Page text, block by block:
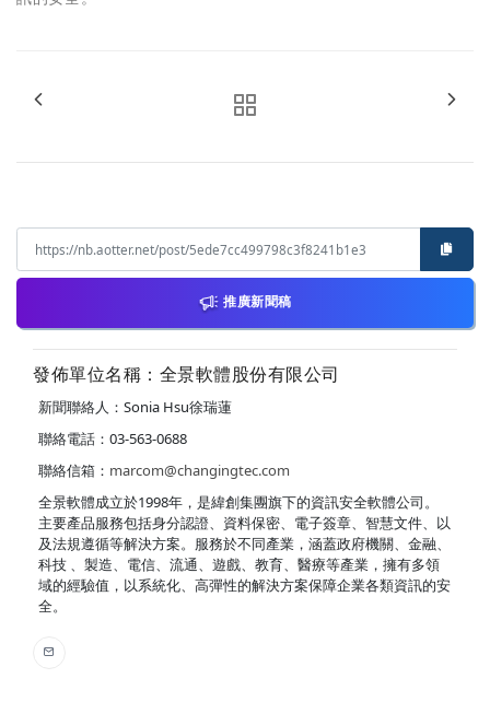
推廣新聞稿
發佈單位名稱：全景軟體股份有限公司
新聞聯絡人：Sonia Hsu徐瑞蓮
聯絡電話：03-563-0688
聯絡信箱： marcom@changingtec.com
全景軟體成立於1998年，是緯創集團旗下的資訊安全軟體公司。
主要產品服務包括身分認證、資料保密、電子簽章、智慧文件、以
及法規遵循等解決方案。服務於不同產業，涵蓋政府機關、金融、
科技 、製造、電信、流通、遊戲、教育、醫療等產業，擁有多領
域的經驗值，以系統化、高彈性的解決方案保障企業各類資訊的安
全。